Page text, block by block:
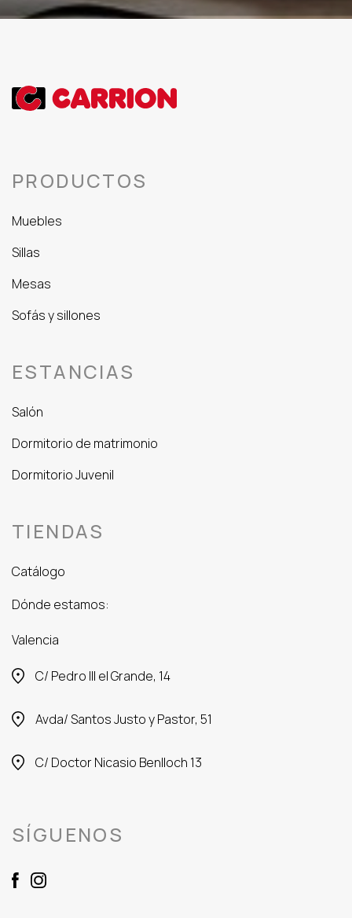
PRODUCTOS
Muebles
Sillas
Mesas
Sofás y sillones
ESTANCIAS
Salón
Dormitorio de matrimonio
Dormitorio Juvenil
TIENDAS
Catálogo
Dónde estamos:
Valencia
C/ Pedro III el Grande, 14
Avda/ Santos Justo y Pastor, 51
C/ Doctor Nicasio Benlloch 13
SÍGUENOS